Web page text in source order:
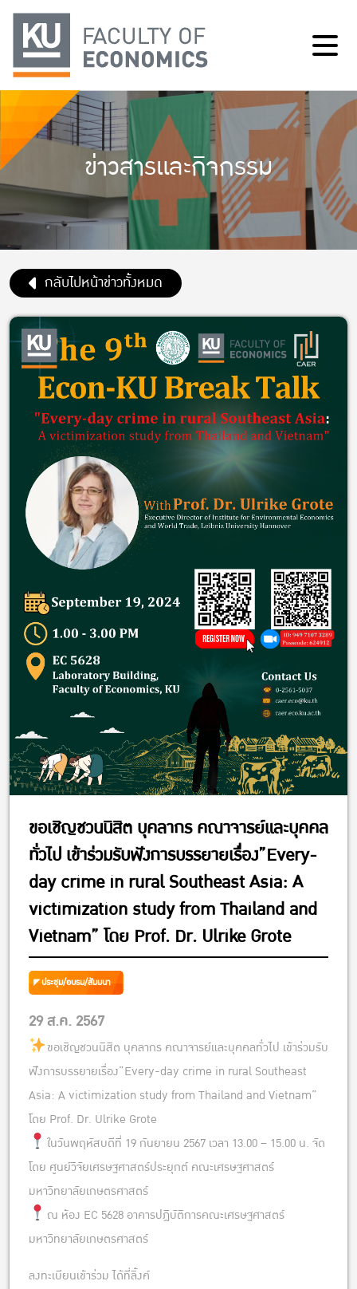
ข่าวสารและกิจกรรม
กลับไปหน้าข่าวทั้งหมด
ขอเชิญชวนนิสิต บุคลากร คณาจารย์และบุคคล
ทั่วไป เข้าร่วมรับฟังการบรรยายเรื่อง”Every-
day crime in rural Southeast Asia: A
victimization study from Thailand and
Vietnam” โดย Prof. Dr. Ulrike Grote
ประชุม/อบรม/สัมมนา
29 ส.ค. 2567
ขอเชิญชวนนิสิต บุคลากร คณาจารย์และบุคคลทั่วไป เข้าร่วมรับ
ฟังการบรรยายเรื่อง”Every-day crime in rural Southeast
Asia: A victimization study from Thailand and Vietnam”
โดย Prof. Dr. Ulrike Grote
ในวันพฤหัสบดีที่ 19 กันยายน 2567 เวลา 13.00 – 15.00 น. จัด
โดย ศูนย์วิจัยเศรษฐศาสตร์ประยุกต์ คณะเศรษฐศาสตร์
มหาวิทยาลัยเกษตรศาสตร์
ณ ห้อง EC 5628 อาคารปฎิบัติการคณะเศรษฐศาสตร์
มหาวิทยาลัยเกษตรศาสตร์
ลงทะเบียนเข้าร่วม ได้ที่ลิ้งค์